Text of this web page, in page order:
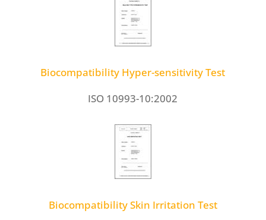
Biocompatibility Hyper-sensitivity Test
ISO 10993-10:2002
Biocompatibility Skin Irritation Test